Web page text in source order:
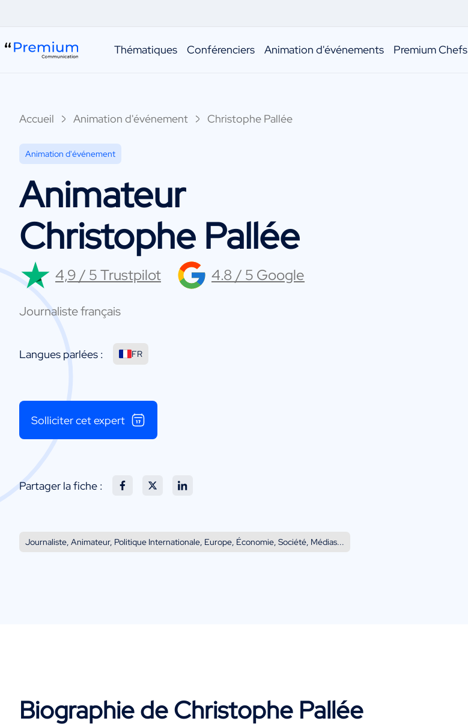
Thématiques Conférenciers Animation d'événements Premium Chefs
Accueil Animation d'événement Christophe Pallée
Animation d'événement
Animateur
Christophe Pallée
4,9 / 5 Trustpilot 4.8 / 5 Google
Journaliste français
Langues parlées : FR
Solliciter cet expert
Partager la fiche :
Journaliste, Animateur, Politique Internationale, Europe, Économie, Société, Médias...
Biographie de Christophe Pallée